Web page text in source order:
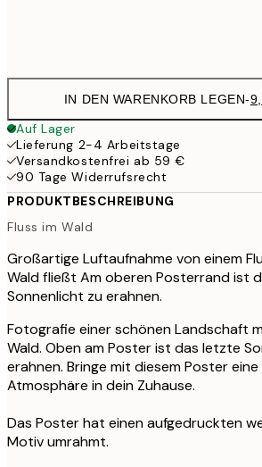
IN DEN WARENKORB LEGEN-
Auf Lager
Lieferung 2-4 Arbeitstage
Versandkostenfrei ab 59 €
90 Tage Widerrufsrecht
PRODUKTBESCHREIBUNG
Fluss im Wald
Großartige Luftaufnahme von einem
Wald fließt Am oberen Posterrand ist
Sonnenlicht zu erahnen.
Fotografie einer schönen Landschaft
Wald. Oben am Poster ist das letzte
erahnen. Bringe mit diesem Poster
Atmosphäre in dein Zuhause.
Das Poster hat einen aufgedruckten
Motiv umrahmt.